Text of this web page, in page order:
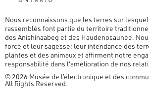
Nous reconnaissons que les terres sur
rassemblés font partie du territoire
des Anishinaabeg et des Haudenosaunee.
force et leur sagesse; leur intendance des
plantes et des animaux et affirment notre
responsabilité dans l'amélioration de nos
© 2026 Musée de l’électronique et des
All Rights Reserved.